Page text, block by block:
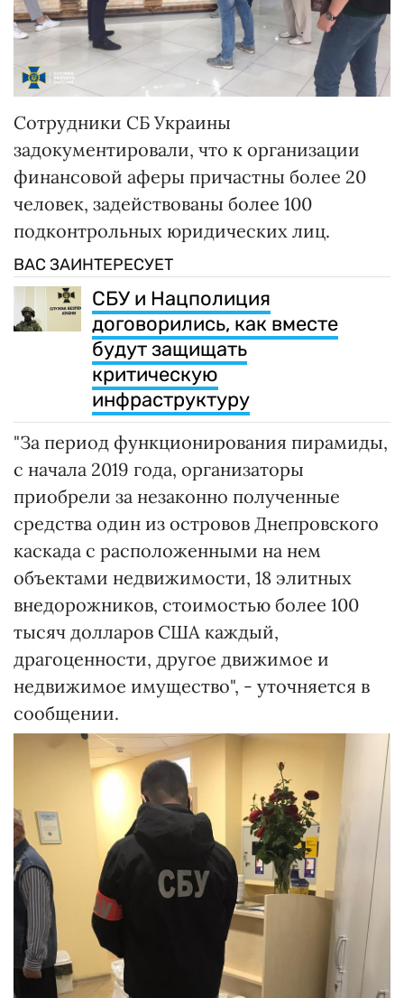
Сотрудники СБ Украины
задокументировали, что к организации
финансовой аферы причастны более 20
человек, задействованы более 100
подконтрольных юридических лиц.
ВАС ЗАИНТЕРЕСУЕТ
СБУ и Нацполиция
договорились, как вместе
будут защищать
критическую
инфраструктуру
"За период функционирования пирамиды,
с начала 2019 года, организаторы
приобрели за незаконно полученные
средства один из островов Днепровского
каскада с расположенными на нем
объектами недвижимости, 18 элитных
внедорожников, стоимостью более 100
тысяч долларов США каждый,
драгоценности, другое движимое и
недвижимое имущество", - уточняется в
сообщении.